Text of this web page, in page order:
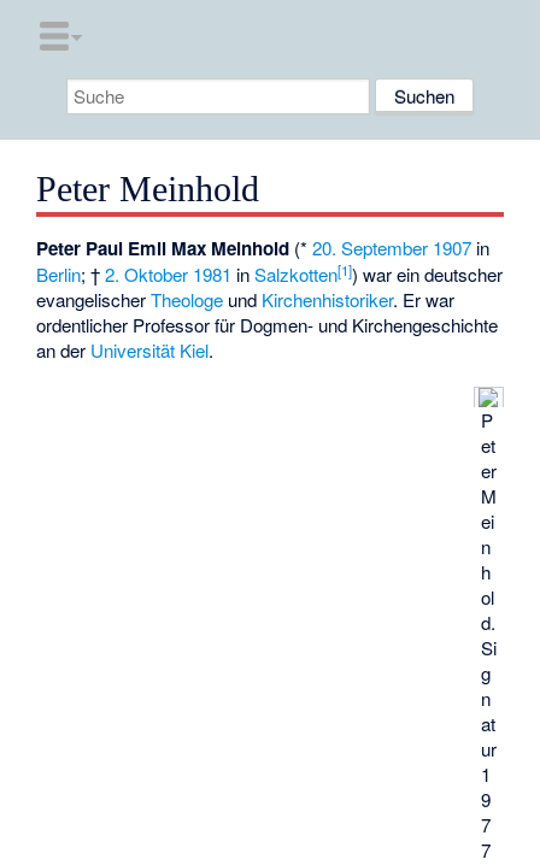
Peter Meinhold
Peter Paul Emil Max Meinhold (*20. September 1907 in
Berlin; †2. Oktober 1981 inSalzkotten[1]) war ein deutscher
evangelischerTheologe und Kirchenhistoriker. Er war
ordentlicher Professor für Dogmen- und Kirchengeschichte
an der Universität Kiel.
P
et
er
M
ei
n
h
ol
d.
Si
g
n
at
ur
1
9
7
7